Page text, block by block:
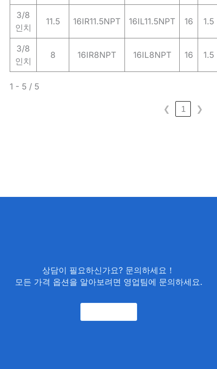
3/8
인치
11.5 16IR11.5NPT 16IL11.5NPT 16 1.5
3/8
인치
8 16IR8NPT 16IL8NPT 16 1.5
1 - 5 / 5
❮ 1 ❯
상담이 필요하신가요? 문의하세요！
모든 가격 옵션을 알아보려면 영업팀에 문의하세요.